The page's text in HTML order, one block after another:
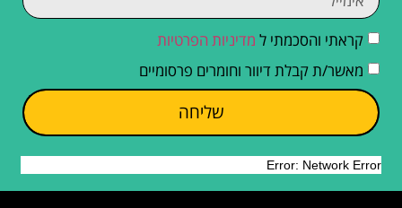
קראתי והסכמתי ל מדיניות הפרטיות
מאשר/ת קבלת דיוור וחומרים פרסומיים
שליחה